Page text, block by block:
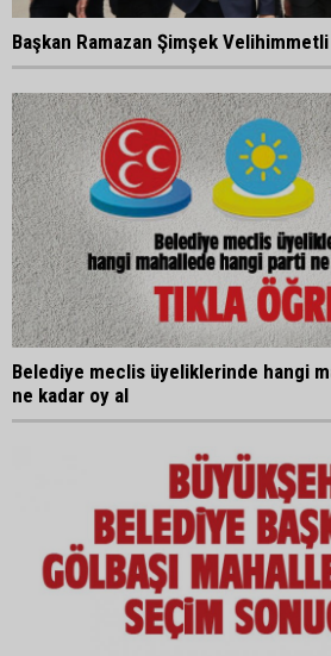
Başkan Ramazan Şimşek
Belediye meclis üyeliklerinde hangi
ne kadar oy al